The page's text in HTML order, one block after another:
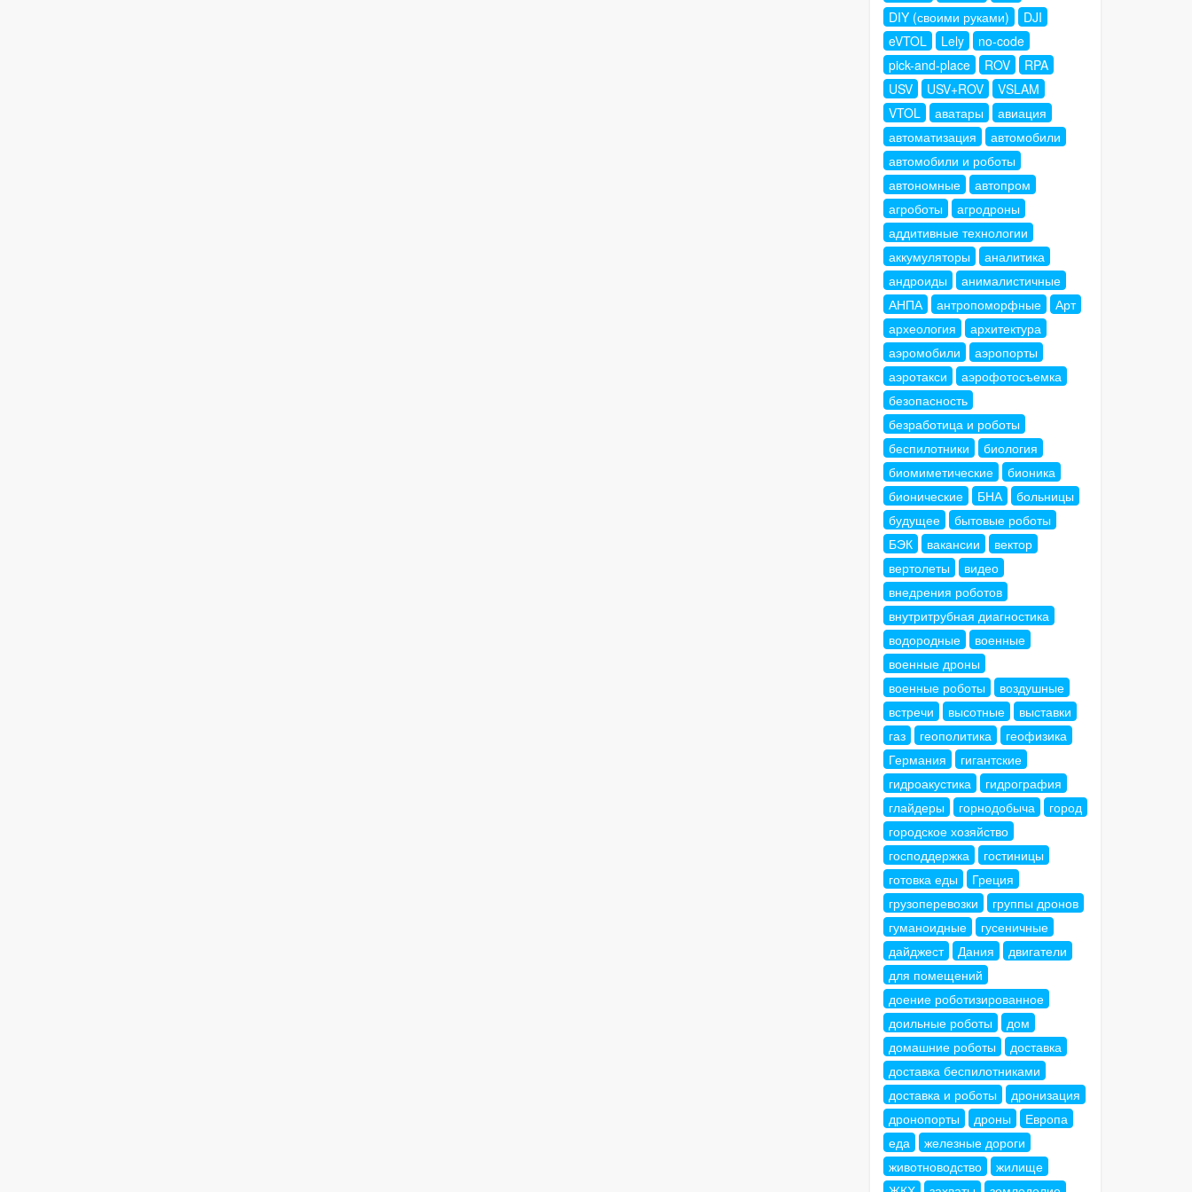
DIY (своими руками)
DJI
eVTOL
Lely
no-code
pick-and-place
ROV
RPA
USV
USV+ROV
VSLAM
VTOL
аватары
авиация
автоматизация
автомобили
автомобили и роботы
автономные
автопром
агроботы
агродроны
аддитивные технологии
аккумуляторы
аналитика
андроиды
анималистичные
АНПА
антропоморфные
Арт
археология
архитектура
аэромобили
аэропорты
аэротакси
аэрофотосъемка
безопасность
безработица и роботы
беспилотники
биология
биомиметические
бионика
бионические
БНА
больницы
будущее
бытовые роботы
БЭК
вакансии
вектор
вертолеты
видео
внедрения роботов
внутритрубная диагностика
водородные
военные
военные дроны
военные роботы
воздушные
встречи
высотные
выставки
газ
геополитика
геофизика
Германия
гигантские
гидроакустика
гидрография
глайдеры
горнодобыча
город
городское хозяйство
господдержка
гостиницы
готовка еды
Греция
грузоперевозки
группы дронов
гуманоидные
гусеничные
дайджест
Дания
двигатели
для помещений
доение роботизированное
доильные роботы
дом
домашние роботы
доставка
доставка беспилотниками
доставка и роботы
дронизация
дронопорты
дроны
Европа
еда
железные дороги
животноводство
жилище